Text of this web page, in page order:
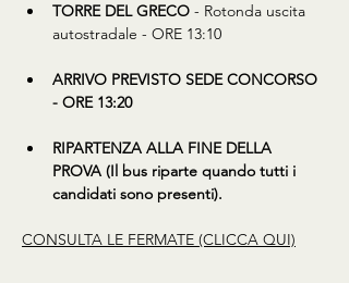
TORRE DEL GRECO - Rotonda uscita
autostradale - ORE 13:10
ARRIVO PREVISTO SEDE CONCORSO
- ORE 13:20
RIPARTENZA ALLA FINE DELLA
PROVA (Il bus riparte quando tutti i
candidati sono presenti).
CONSULTA LE FERMATE (CLICCA QUI)